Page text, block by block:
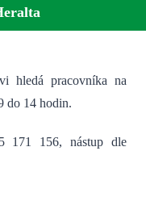
hledá pracovníka na
do 14 hodin.
171 156, nástup dle